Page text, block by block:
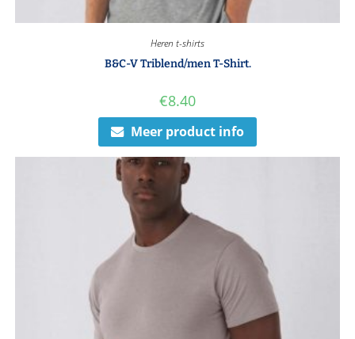
Heren t-shirts
B&C-V Triblend/men T-Shirt.
€8.40
Meer product info